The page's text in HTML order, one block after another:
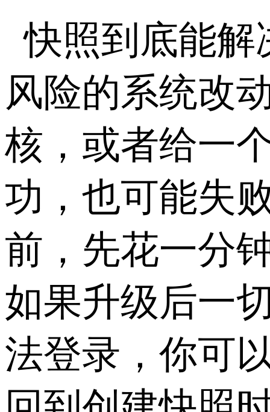
快照到底能解
风险的系统改
核，或者给一
功，也可能失
前，先花一分
如果升级后一
法登录，你可